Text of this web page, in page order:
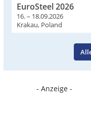
EuroSteel 2026
16. – 18.09.2026
Krakau, Poland
- Anzeige -